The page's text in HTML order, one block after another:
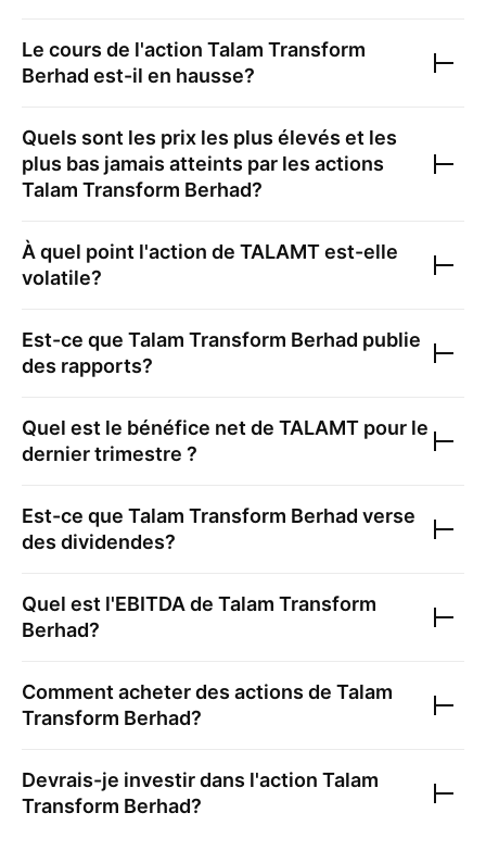
Le cours de l'action Talam Transform
Berhad est-il en hausse?
Quels sont les prix les plus élevés et les
plus bas jamais atteints par les actions
Talam Transform Berhad?
À quel point l'action de TALAMTest-elle
volatile?
Est-ce que Talam Transform Berhad publie
des rapports?
Quel est le bénéfice net de TALAMT pour le
dernier trimestre ?
Est-ce que Talam Transform Berhad verse
des dividendes?
Quel est l'EBITDA de Talam Transform
Berhad?
Comment acheter des actions de Talam
Transform Berhad?
Devrais-je investir dans l'action Talam
Transform Berhad?